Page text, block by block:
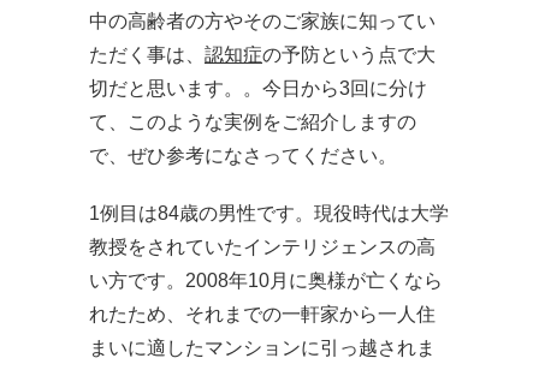
中の高齢者の方やそのご家族に知ってい
ただく事は、 認知症の予防という点で大
切だと思います。。今日から3回に分け
て、このような実例をご紹介しますの
で、ぜひ参考になさってください。
1例目は84歳の男性です。現役時代は大学
教授をされていたインテリジェンスの高
い方です。2008年10月に奥様が亡くなら
れたため、それまでの一軒家から一人住
まいに適したマンションに引っ越されま